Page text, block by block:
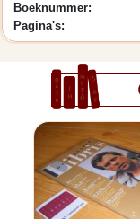
Boeknummer:
Pagina's: